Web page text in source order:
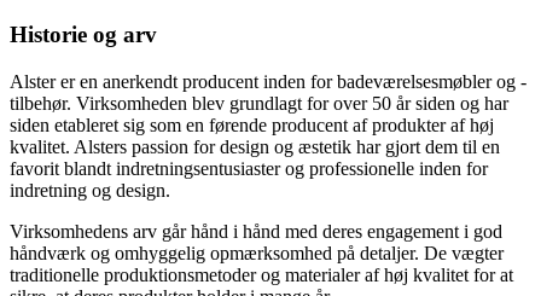
Historie og arv
Alster er en anerkendt producent inden for badeværelsesmøbler og -
tilbehør. Virksomheden blev grundlagt for over 50 år siden og har
siden etableret sig som en førende producent af produkter af høj
kvalitet. Alsters passion for design og æstetik har gjort dem til en
favorit blandt indretningsentusiaster og professionelle inden for
indretning og design.
Virksomhedens arv går hånd i hånd med deres engagement i god
håndværk og omhyggelig opmærksomhed på detaljer. De vægter
traditionelle produktionsmetoder og materialer af høj kvalitet for at